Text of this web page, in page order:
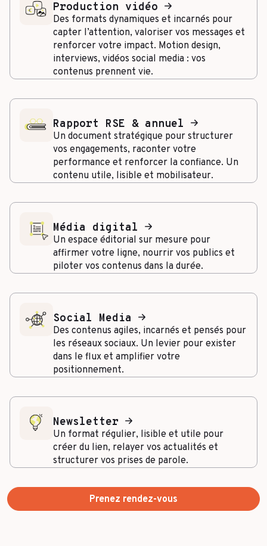
Production vidéo
Des formats dynamiques et incarnés pour
capter l’attention, valoriser vos messages et
renforcer votre impact. Motion design,
interviews, vidéos social media : vos
contenus prennent vie.
Rapport RSE & annuel
Un document stratégique pour structurer
vos engagements, raconter votre
performance et renforcer la confiance. Un
contenu utile, lisible et mobilisateur.
Média digital
Un espace éditorial sur mesure pour
affirmer votre ligne, nourrir vos publics et
piloter vos contenus dans la durée.
Social Media
Des contenus agiles, incarnés et pensés pour
les réseaux sociaux. Un levier pour exister
dans le flux et amplifier votre
positionnement.
Newsletter
Un format régulier, lisible et utile pour
créer du lien, relayer vos actualités et
structurer vos prises de parole.
Prenez rendez-vous